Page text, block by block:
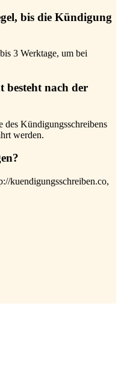
bis die Kündigung
3 Werktage, um bei
besteht nach der
Kündigungsschreibens
werden.
kuendigungsschreiben.co,